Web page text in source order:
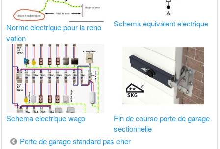
Norme electrique pour la reno
vation
Schema equivalent electrique
Schema electrique wago
Fin de course porte de garage
sectionnelle
Navigation
Porte de garage standard pas cher